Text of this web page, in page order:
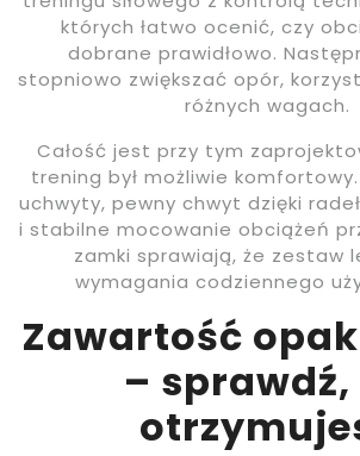
których łatwo ocenić, czy
dobrane prawidłowo.
stopniowo zwiększać opór,
różnych wagach.
Całość jest przy tym
trening był możliwie
uchwyty, pewny chwyt dzięki
i stabilne mocowanie obciążeń
zamki sprawiają, że zestaw
wymagania codziennego
Zawartość
– sprawdź,